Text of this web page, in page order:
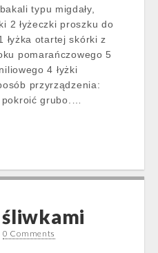
typu migdały,
2 łyżeczki proszku do
łyżka otartej skórki z
pomarańczowego 5
4 łyżki
przyrządzenia:
grubo.…
0 Comments